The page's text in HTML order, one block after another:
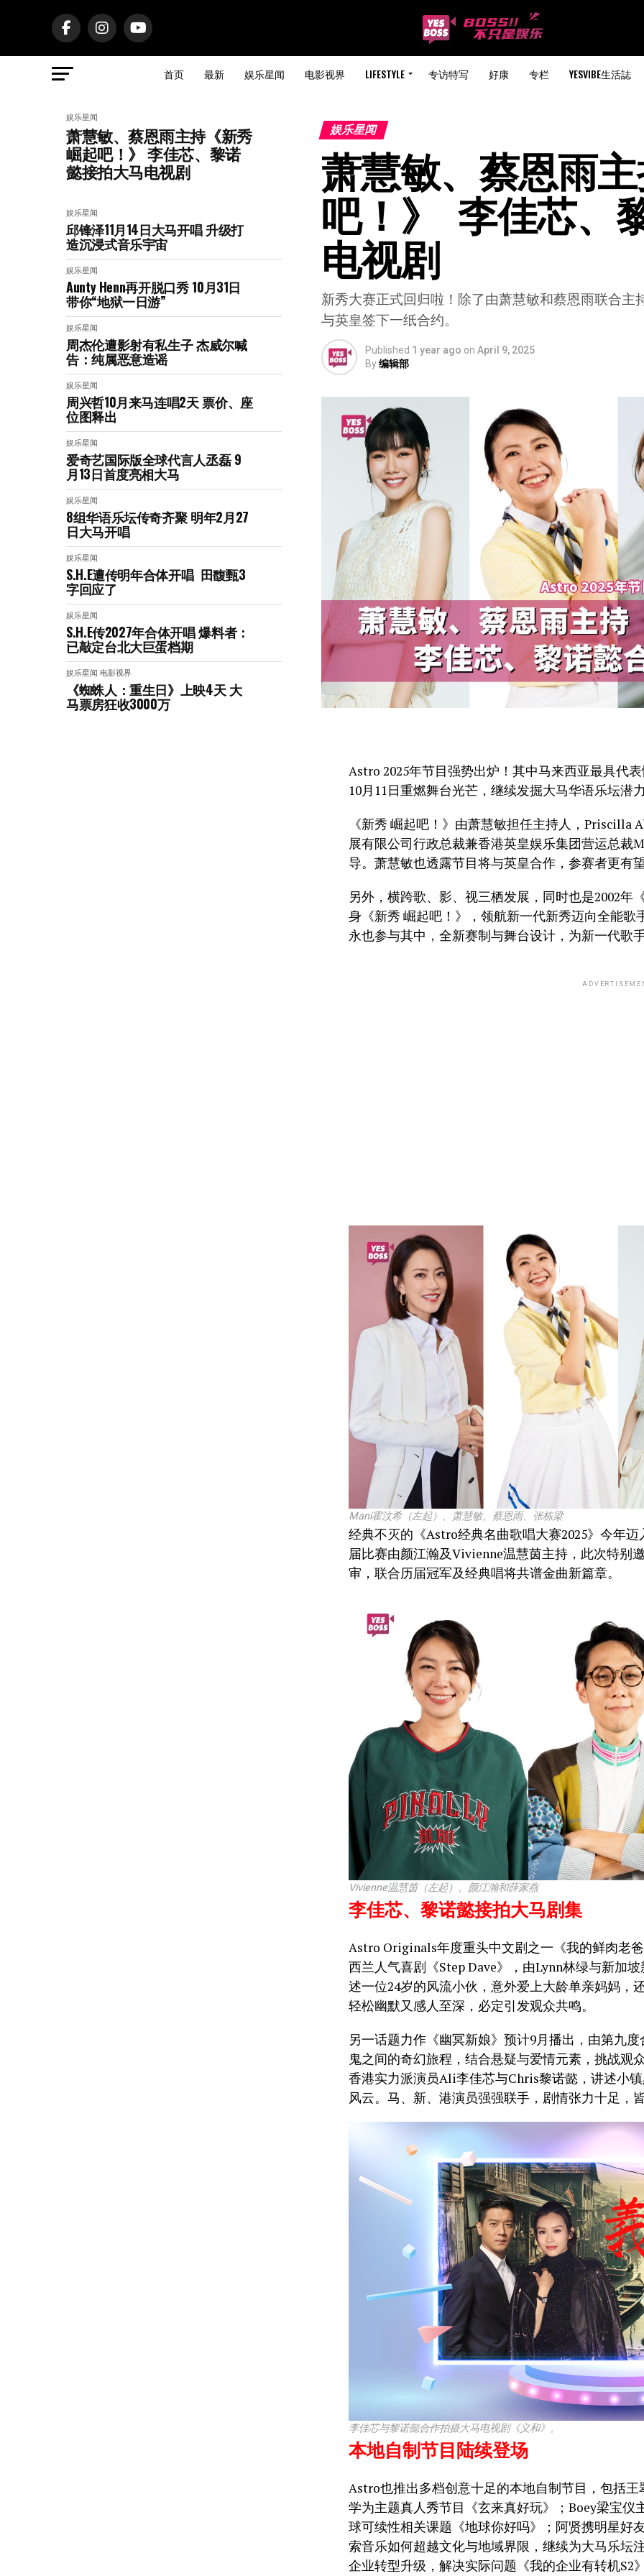
首页 最新 娱乐星闻 电影视界 LIFESTYLE 专访特写 好康 专栏 YESVIBE生活誌
娱乐星闻
萧慧敏、蔡恩雨主持《新秀
崛起吧！》 李佳芯、黎诺
懿接拍大马电视剧
娱乐星闻
邱锋泽11月14日大马开唱 升级打
造沉浸式音乐宇宙
娱乐星闻
Aunty Henn再开脱口秀 10月31日
带你“地狱一日游”
娱乐星闻
周杰伦遭影射有私生子 杰威尔喊
告：纯属恶意造谣
娱乐星闻
周兴哲10月来马连唱2天 票价、座
位图释出
娱乐星闻
爱奇艺国际版全球代言人丞磊 9
月13日首度亮相大马
娱乐星闻
8组华语乐坛传奇⻬聚 明年2月27
日大马开唱
娱乐星闻
S.H.E遭传明年合体开唱 田馥甄3
字回应了
娱乐星闻
S.H.E传2027年合体开唱 爆料者：
已敲定台北大巨蛋档期
娱乐星闻 电影视界
《蜘蛛人：重生日》上映4天 大
马票房狂收3000万
娱乐星闻
萧慧敏、蔡恩雨
吧！》  李佳芯、
电视剧
新秀大赛正式回归啦！除了由萧慧敏和蔡恩雨联合
与英皇签下一纸合约。
Published 1 year ago on April 9, 2025
By编辑部
Astro 2025年节目强势出炉！其中马来西亚最具代
10月11日重燃舞台光芒，继续发掘大马华语乐坛潜
《新秀 崛起吧！》由萧慧敏担任主持人，Priscilla
展有限公司行政总裁兼香港英皇娱乐集团营运总裁
导。萧慧敏也透露节目将与英皇合作，参赛者更有
另外，横跨歌、影、视三栖发展，同时也是2002年
身《新秀 崛起吧！》，领航新一代新秀迈向全能
永也参与其中，全新赛制与舞台设计，为新一代歌
Mani霍汶希（左起）、萧慧敏、蔡恩雨、张栋梁
经典不灭的《Astro经典名曲歌唱大赛2025》今年
届比赛由颜江瀚及Vivienne温慧茵主持，此次特别
审，联合历届冠军及经典唱将共谱金曲新篇章。
Vivienne温慧茵（左起）、颜江瀚和薛家燕
李佳芯、黎诺懿接拍大马剧集
Astro Originals年度重头中文剧之一《我的鲜肉老
西兰人气喜剧《Step Dave》，由Lynn林绿与新加
述一位24岁的风流小伙，意外爱上大龄单亲妈妈，
轻松幽默又感人至深，必定引发观众共鸣。
另一话题力作《幽冥新娘》预计9月播出，由第九
鬼之间的奇幻旅程，结合悬疑与爱情元素，挑战观
香港实力派演员Ali李佳芯与Chris黎诺懿，讲述小
风云。马、新、港演员强强联手，剧情张力十足，
李佳芯与黎诺懿合作拍摄大马电视剧《义和》。
本地自制节目陆续登场
Astro也推出多档创意十足的本地自制节目，包括
学为主题真人秀节目《玄来真好玩》；Boey梁宝
球可续性相关课题《地球你好吗》；阿贤携明星好
索音乐如何超越文化与地域界限，继续为大马乐坛
企业转型升级，解决实际问题《我的企业有转机